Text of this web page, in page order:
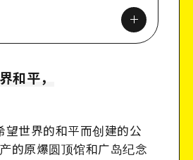
和平，
望世界的和平而创建的公
的原爆圆顶馆和广岛纪念